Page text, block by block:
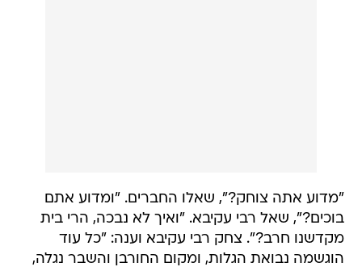
"מדוע אתה צוחק?", שאלו החברים. "ומדוע אתם
בוכים?", שאל רבי עקיבא. "ואיך לא נבכה, הרי בית
מקדשנו חרב?". צחק רבי עקיבא וענה: "כל עוד
הוגשמה נבואת הגלות, ומקום החורבן והשבר נגלה,